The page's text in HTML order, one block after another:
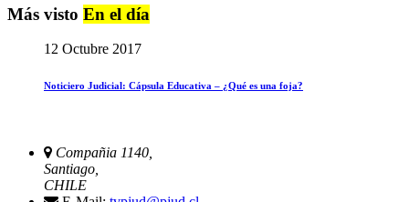
Más visto En el día
12 Octubre 2017
Noticiero Judicial: Cápsula Educativa – ¿Qué es una foja?
Compañia 1140,
Santiago,
CHILE